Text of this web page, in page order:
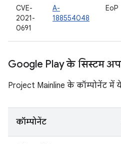
CVE-
2021-
0691
A-
188554048
EoP
Google Play के सिस्टम
Project Mainline के कॉम्पोनेंट में
कॉम्पोनेंट